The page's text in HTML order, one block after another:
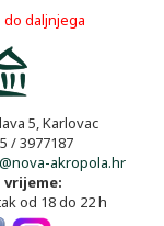
daljnjega
5, Karlovac
/ 3977187
akropola.hr
vrijeme:
od 18 do 22 h